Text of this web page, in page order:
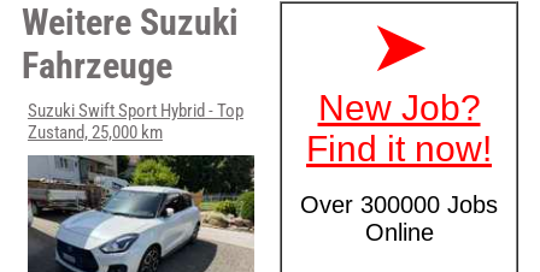
Weitere Suzuki
Fahrzeuge
Suzuki Swift Sport Hybrid - Top
Zustand, 25,000 km